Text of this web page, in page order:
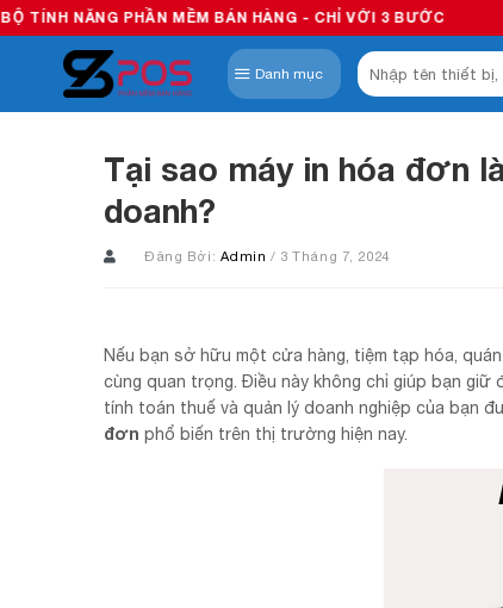
Skip
to
content
MỀM BÁN HÀNG - CHỈ VỚI 3 BƯỚC
Danh mục
Tìm
kiếm:
Tại sao máy in hóa đơn
doanh?
Đăng Bởi: Admin / 3 Tháng 7, 2024
Nếu bạn sở hữu một cửa hàng, tiệm tạp hóa,
cùng quan trọng. Điều này không chỉ giúp bạn
tính toán thuế và quản lý doanh nghiệp của bạn
đơn phổ biến trên thị trường hiện nay.